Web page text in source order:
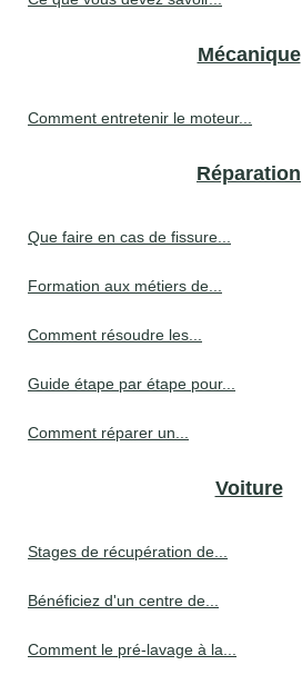
Mécanique
Comment entretenir le moteur...
Réparation
Que faire en cas de fissure...
Formation aux métiers de...
Comment résoudre les...
Guide étape par étape pour...
Comment réparer un...
Voiture
Stages de récupération de...
Bénéficiez d'un centre de...
Comment le pré-lavage à la...